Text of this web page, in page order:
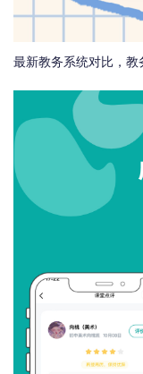
最新教务系统对比，教